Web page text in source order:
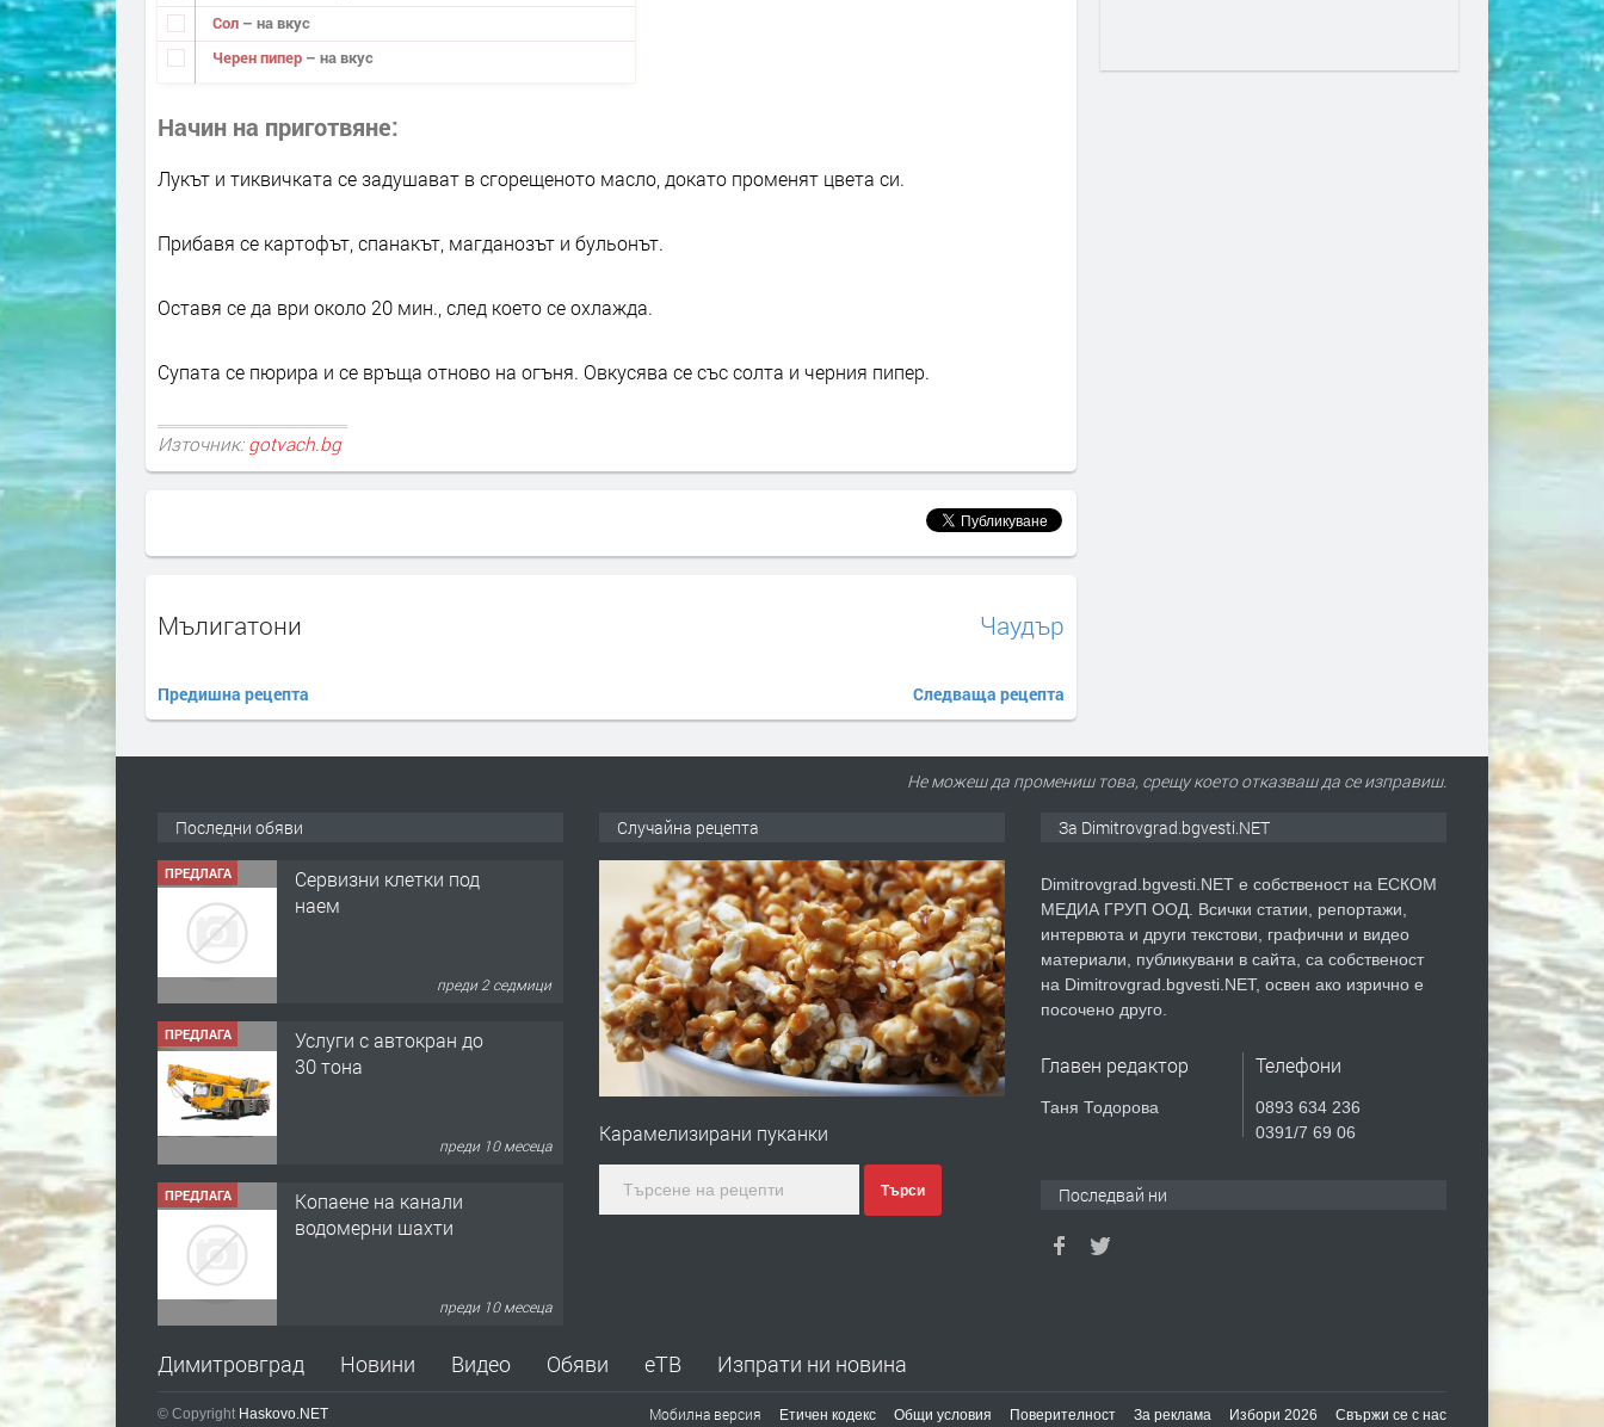
Сол – на вкус
Черен пипер – на вкус
Начин на приготвяне
Лукът и тиквичката се задушават в сгорещеното масло, докато променят цвета си.
Прибавя се картофът, спанакът, магданозът и бульонът.
Оставя се да ври около 20 мин., след което се охлажда.
Супата се пюрира и се връща отново на огъня. Овкусява се със солта и черния пипер.
Източник: gotvach.bg
Mълигатони
Предишна рецепта
Чаудър
Следваща рецепта
Не можеш да промениш това, срещу което отказваш да се изправиш.
Последни обяви
наем
30 тона
водомерни шахти
шахти септични ями
Случайна рецепта
Карамелизирани пуканки
Търси
За Dimitrovgrad.bgvesti.NET
Dimitrovgrad.bgvesti.NET е собственост на ЕСКОМ
МЕДИА ГРУП ООД. Всички статии, репортажи,
интервюта и други текстови, графични и видео
материали, публикувани в сайта, са собственост
на Dimitrovgrad.bgvesti.NET, освен ако изрично е
посочено друго.
Главен редактор
Таня Тодорова
Телефони
0893 634 236
0391/7 69 06
Последвай ни
Димитровград Новини Видео Обяви еТВ Изпрати ни новина
© Copyright Haskovo.NET Мобилна версия Етичен кодекс Общи условия Поверителност За реклама Избори 2026 Свържи се с нас